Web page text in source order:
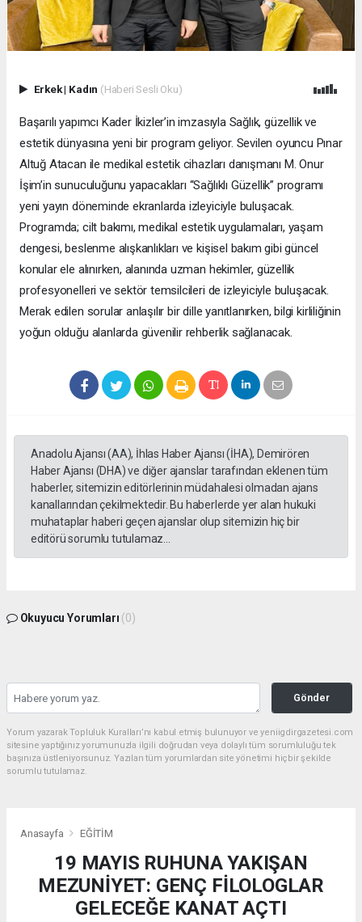
Erkek| Kadın (Haberi Sesli Oku)
Başarılı yapımcı Kader İkizler’in imzasıyla Sağlık, güzellik ve
estetik dünyasına yeni bir program geliyor. Sevilen oyuncu Pınar
Altuğ Atacan ile medikal estetik cihazları danışmanı M. Onur
İşim’in sunuculuğunu yapacakları “Sağlıklı Güzellik” programı
yeni yayın döneminde ekranlarda izleyiciyle buluşacak.
Programda; cilt bakımı, medikal estetik uygulamaları, yaşam
dengesi, beslenme alışkanlıkları ve kişisel bakım gibi güncel
konular ele alınırken, alanında uzman hekimler, güzellik
profesyonelleri ve sektör temsilcileri de izleyiciyle buluşacak.
Merak edilen sorular anlaşılır bir dille yanıtlanırken, bilgi kirliliğinin
yoğun olduğu alanlarda güvenilir rehberlik sağlanacak.
Anadolu Ajansı (AA), İhlas Haber Ajansı (İHA), Demirören
Haber Ajansı (DHA) ve diğer ajanslar tarafından eklenen tüm
haberler, sitemizin editörlerinin müdahalesi olmadan ajans
kanallarından çekilmektedir. Bu haberlerde yer alan hukuki
muhataplar haberi geçen ajanslar olup sitemizin hiç bir
editörü sorumlu tutulamaz...
Okuyucu Yorumları (0)
Gönder
Yorum yazarak Topluluk Kuralları’nı kabul etmiş bulunuyor ve yeniigdirgazetesi.com
sitesine yaptığınız yorumunuzla ilgili doğrudan veya dolaylı tüm sorumluluğu tek
başınıza üstleniyorsunuz. Yazılan tüm yorumlardan site yönetimi hiçbir şekilde
sorumlu tutulamaz.
Anasayfa EĞİTİM
19 MAYIS RUHUNA YAKIŞAN
MEZUNİYET: GENÇ FİLOLOGLAR
GELECEĞE KANAT AÇTI